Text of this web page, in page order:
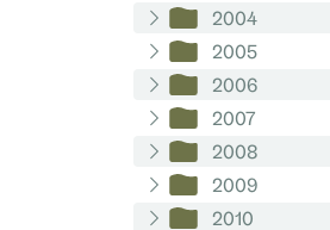
2004
2005
2006
2007
2008
2009
2010